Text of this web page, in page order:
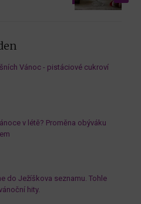
Vánoc - pistáciové cukroví
v létě? Proměna obýváku
do Ježíškova seznamu. Tohle
hity.